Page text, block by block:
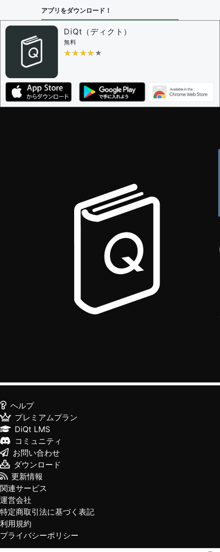
アプリをダウンロード！
DiQt（ディクト）
無料
★★★★★
★★★★★
ヘルプ
プレミアムプラン
DiQt LMS
コミュニティ
お問い合わせ
ダウンロード
更新情報
関連サービス
運営会社
特定商取引法に基づく表記
利用規約
プライバシーポリシー